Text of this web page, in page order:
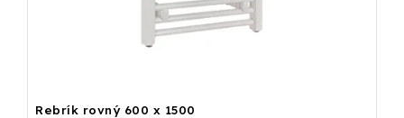
Rebrík rovný 600 x 1500